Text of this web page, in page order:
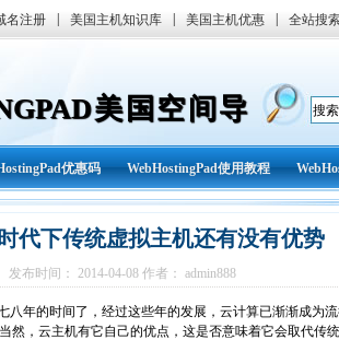
名注册 美国主机知识库 美国主机优惠 全站搜
美国空间导
优惠码 WebHostingPad使用教程
代下传统虚拟主机还有没有优势
发布时间： 2014-04-08 作者： admin888
八年的时间了，经过这些年的发展，云计算已渐渐成为
然，云主机有它自己的优点，这是否意味着它会取代传